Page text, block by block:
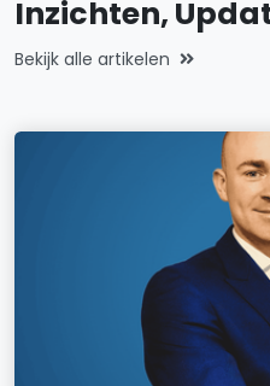
Inzichten,
Bekijk alle artikelen